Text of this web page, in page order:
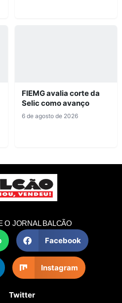
FIEMG avalia corte da
Selic como avanço
6 de agosto de 2026
O JORNAL BALCÃO
Facebook
Instagram
Twitter